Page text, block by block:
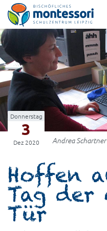
Montessori-Schulzentrum
Donnerstag
3
Dez 2020 Andrea Schartner
Hoffen
Tag der
Tür